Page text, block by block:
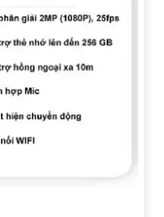
30m.
HFW1200T**: -
hình ảnh cao. -
hồng ngoại lên
WDR, cân bằng
với chất lượng
phù hợp với nhu
của bạn. Bạn có thể